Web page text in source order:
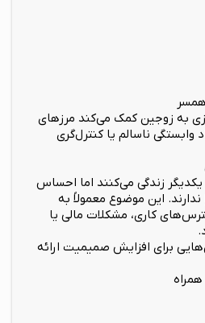
به زوجین کمک می‌کند مرزهای
وابستگی ناسالم یا کنترل‌گری
زندگی می‌کنند اما احساس
این موضوع معمولاً به
کاری، مشکلات مالی یا
برای افزایش صمیمیت ارائه